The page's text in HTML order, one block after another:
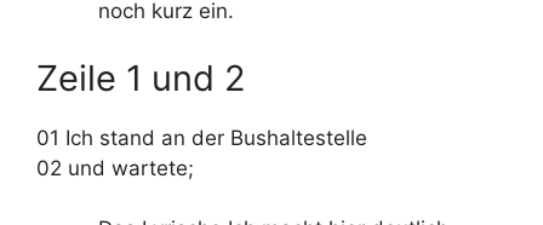
noch kurz ein.
Zeile 1 und 2
01 Ich stand an der Bushaltestelle
02 und wartete;